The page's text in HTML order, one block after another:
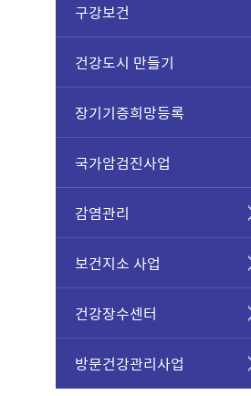
구강보건
건강도시 만들기
장기기증희망등록
국가암검진사업
감염관리
보건지소 사업
건강장수센터
방문건강관리사업